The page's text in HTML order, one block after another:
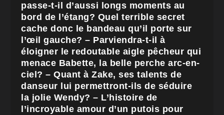
passe-t-il d’aussi longs moments au
bord de l’étang? Quel terrible secret
cache donc le bandeau qu’il porte sur
l’œil gauche? – Parviendra-t-il à
éloigner le redoutable aigle pêcheur qui
menace Babette, la belle perche arc-en-
ciel? – Quant à Zake, ses talents de
danseur lui permettront-ils de séduire
la jolie Wendy? – L’histoire de
l’incroyable amour d’un putois pour